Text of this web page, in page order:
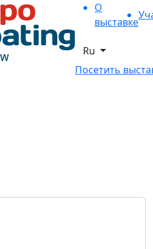
О
выставке
Ru
Посетить